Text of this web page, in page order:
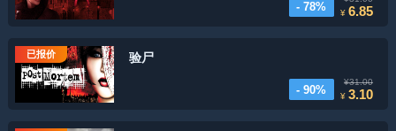
- 78%
¥6.85
已报价 验尸
- 90%
¥31.00
¥3.10